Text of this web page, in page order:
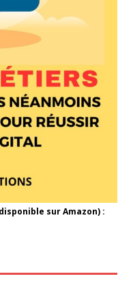
(disponible sur Amazon) :